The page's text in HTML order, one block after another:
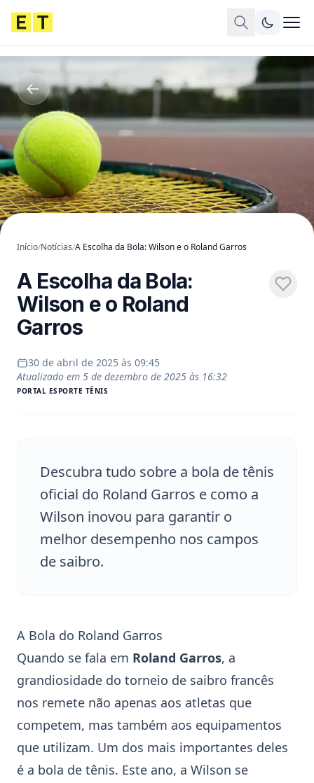
Início/Notícias/A Escolha da Bola: Wilson e o Roland Garros
A Escolha da Bola:
Wilson e o Roland
Garros
30 de abril de 2025 às 09:45
Atualizado em 5 de dezembro de 2025 às 16:32
PORTAL ESPORTE TÊNIS
Descubra tudo sobre a bola de tênis
oficial do Roland Garros e como a
Wilson inovou para garantir o
melhor desempenho nos campos
de saibro.
A Bola do Roland Garros
Quando se fala em Roland Garros, a
grandiosidade do torneio de saibro francês
nos remete não apenas aos atletas que
competem, mas também aos equipamentos
que utilizam. Um dos mais importantes deles
é a bola de tênis. Este ano, a Wilson se